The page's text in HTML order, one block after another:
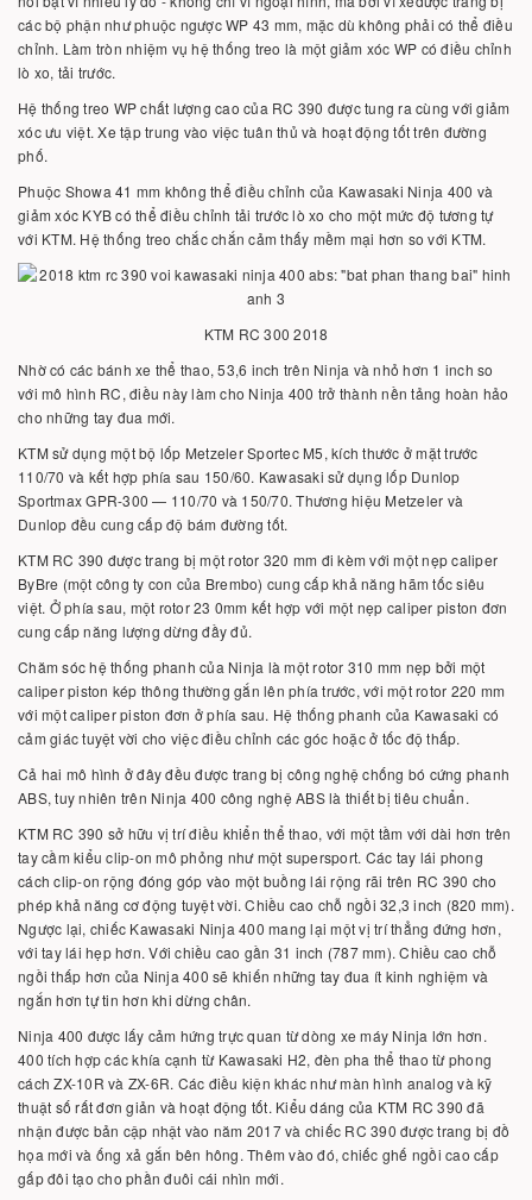
các bộ phận như phuộc ngược WP 43 mm, mặc dù không phải có thể điều
chỉnh. Làm tròn nhiệm vụ hệ thống treo là một giảm xóc WP có điều chỉnh
lò xo, tải trước.
Hệ thống treo WP chất lượng cao của RC 390 được tung ra cùng với giảm
xóc ưu việt. Xe tập trung vào việc tuân thủ và hoạt động tốt trên đường
phố.
Phuộc Showa 41 mm không thể điều chỉnh của Kawasaki Ninja 400 và
giảm xóc KYB có thể điều chỉnh tải trước lò xo cho một mức độ tương tự
với KTM. Hệ thống treo chắc chắn cảm thấy mềm mại hơn so với KTM.
KTM RC 300 2018
Nhờ có các bánh xe thể thao, 53,6 inch trên Ninja và nhỏ hơn 1 inch so
với mô hình RC, điều này làm cho Ninja 400 trở thành nền tảng hoàn hảo
cho những tay đua mới.
KTM sử dụng một bộ lốp Metzeler Sportec M5, kích thước ở mặt trước
110/70 và kết hợp phía sau 150/60. Kawasaki sử dụng lốp Dunlop
Sportmax GPR-300 — 110/70 và 150/70. Thương hiệu Metzeler và
Dunlop đều cung cấp độ bám đường tốt.
KTM RC 390 được trang bị một rotor 320 mm đi kèm với một nẹp caliper
ByBre (một công ty con của Brembo) cung cấp khả năng hãm tốc siêu
việt. Ở phía sau, một rotor 23 0mm kết hợp với một nẹp caliper piston đơn
cung cấp năng lượng dừng đầy đủ.
Chăm sóc hệ thống phanh của Ninja là một rotor 310 mm nẹp bởi một
caliper piston kép thông thường gắn lên phía trước, với một rotor 220 mm
với một caliper piston đơn ở phía sau. Hệ thống phanh của Kawasaki có
cảm giác tuyệt vời cho việc điều chỉnh các góc hoặc ở tốc độ thấp.
Cả hai mô hình ở đây đều được trang bị công nghệ chống bó cứng phanh
ABS, tuy nhiên trên Ninja 400 công nghệ ABS là thiết bị tiêu chuẩn.
KTM RC 390 sở hữu vị trí điều khiển thể thao, với một tầm với dài hơn trên
tay cầm kiểu clip-on mô phỏng như một supersport. Các tay lái phong
cách clip-on rộng đóng góp vào một buồng lái rộng rãi trên RC 390 cho
phép khả năng cơ động tuyệt vời. Chiều cao chỗ ngồi 32,3 inch (820 mm).
Ngược lại, chiếc Kawasaki Ninja 400 mang lại một vị trí thẳng đứng hơn,
với tay lái hẹp hơn. Với chiều cao gần 31 inch (787 mm). Chiều cao chỗ
ngồi thấp hơn của Ninja 400 sẽ khiến những tay đua ít kinh nghiệm và
ngắn hơn tự tin hơn khi dừng chân.
Ninja 400 được lấy cảm hứng trực quan từ dòng xe máy Ninja lớn hơn.
400 tích hợp các khía cạnh từ Kawasaki H2, đèn pha thể thao từ phong
cách ZX-10R và ZX-6R. Các điều kiện khác như màn hình analog và kỹ
thuật số rất đơn giản và hoạt động tốt. Kiểu dáng của KTM RC 390 đã
nhận được bản cập nhật vào năm 2017 và chiếc RC 390 được trang bị đồ
họa mới và ống xả gắn bên hông. Thêm vào đó, chiếc ghế ngồi cao cấp
gấp đôi tạo cho phần đuôi cái nhìn mới.